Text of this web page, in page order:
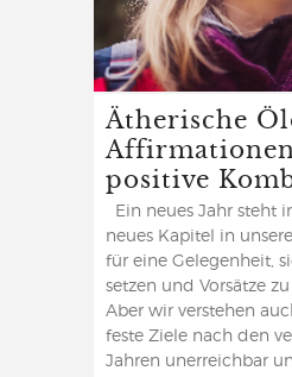
Ätherische
positive
Ein neues Jahr steht
neues Kapitel in
für eine Gelegenheit,
setzen und Vorsätze
Aber wir verstehen
feste Ziele nach den
Jahren unerreichbar